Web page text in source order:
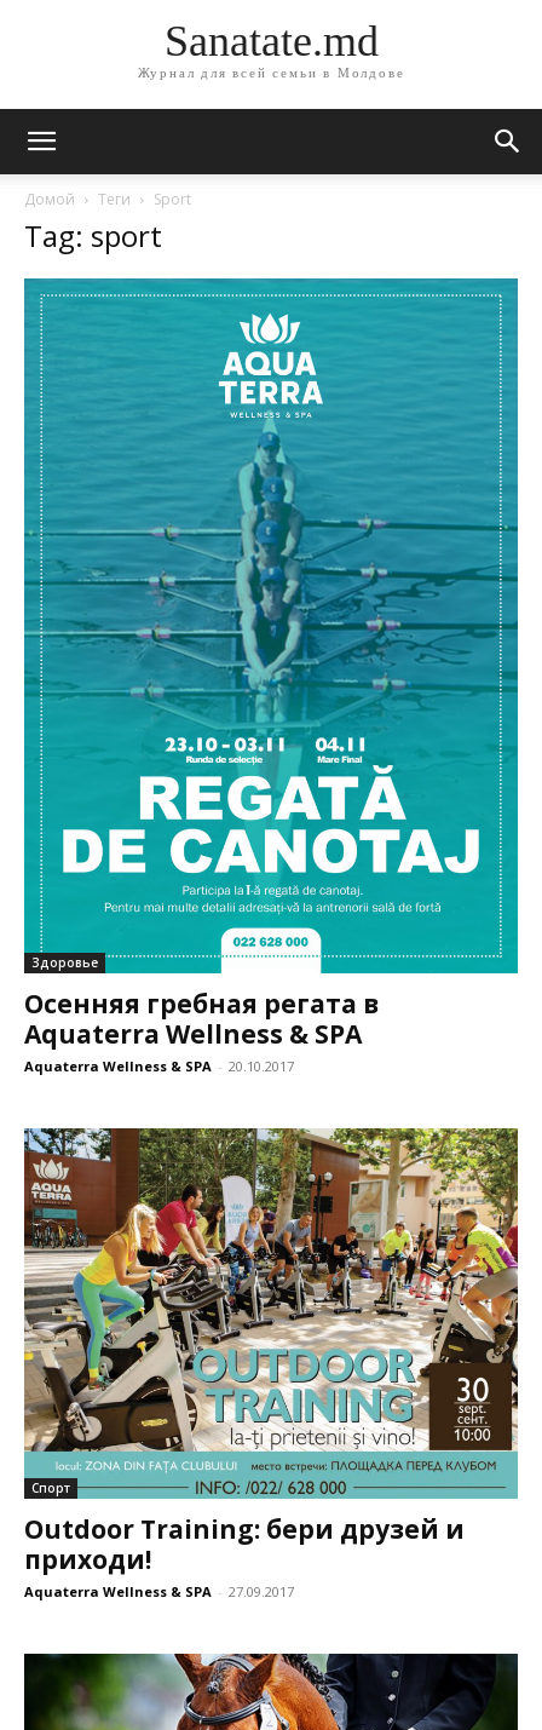
Sanatate.md
Журнал для всей семьи в Молдове
Домой Теги Sport
Tag: sport
Здоровье
Осенняя гребная регата в
Aquaterra Wellness & SPA
Aquaterra Wellness & SPA - 20.10.2017
Спорт
Outdoor Training: бери друзей и
приходи!
Aquaterra Wellness & SPA - 27.09.2017